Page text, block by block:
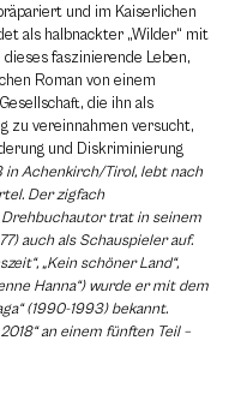
und im Kaiserlichen
als halbnackter „Wilder“ mit
faszinierende Leben,
Roman von einem
die ihn als
zu vereinnahmen versucht,
und Diskriminierung
in Achenkirch/Tirol, lebt nach
Der zigfach
trat in seinem
auch als Schauspieler auf.
„Kein schöner Land“,
Hanna“) wurde er mit dem
(1990-1993) bekannt.
an einem fünften Teil –